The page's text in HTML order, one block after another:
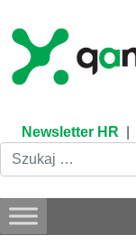
content
Newsletter HR